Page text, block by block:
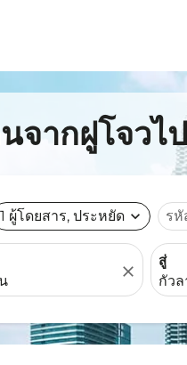
จากฝูโจว
1 ผู้โดยสาร, ประหยัด expand_more ร
close
สู่